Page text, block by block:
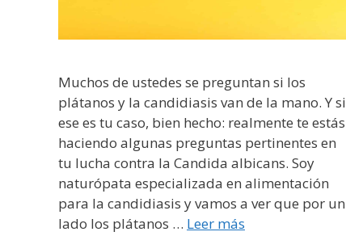
Muchos de ustedes se preguntan si los
plátanos y la candidiasis van de la mano. Y si
ese es tu caso, bien hecho: realmente te estás
haciendo algunas preguntas pertinentes en
tu lucha contra la Candida albicans. Soy
naturópata especializada en alimentación
para la candidiasis y vamos a ver que por un
lado los plátanos … Leer más